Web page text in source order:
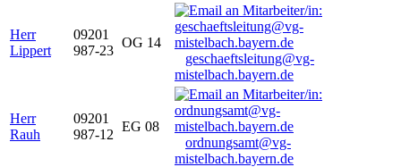
Herr
Lippert
09201
987-23
OG 14
geschaeftsleitung@vg-
mistelbach.bayern.de
Herr
Rauh
09201
987-12
EG 08
ordnungsamt@vg-
mistelbach.bayern.de